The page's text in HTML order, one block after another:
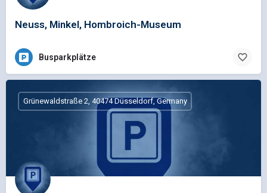
Neuss, Minkel, Hombroich-Museum
Busparkplätze
Grünewaldstraße 2, 40474 Düsseldorf, Germany